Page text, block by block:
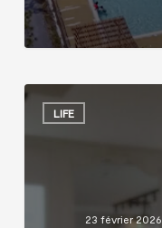
LIFE
3e
édition
23 février 2026